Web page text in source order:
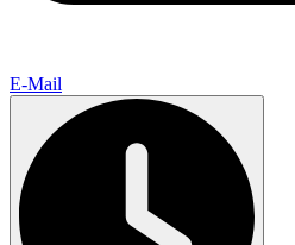
E-Mail